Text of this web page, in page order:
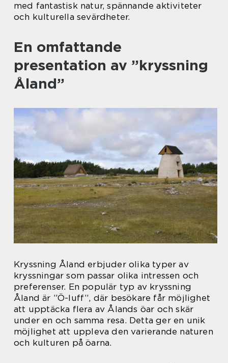
med fantastisk natur, spännande aktiviteter
och kulturella sevärdheter.
En omfattande
presentation av ”kryssning
Åland”
Kryssning Åland erbjuder olika typer av
kryssningar som passar olika intressen och
preferenser. En populär typ av kryssning
Åland är ”Ö-luff”, där besökare får möjlighet
att upptäcka flera av Ålands öar och skär
under en och samma resa. Detta ger en unik
möjlighet att uppleva den varierande naturen
och kulturen på öarna.